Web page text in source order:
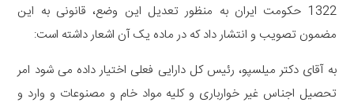
1322 حکومت ایران به منظور تعدیل این وضع، قانونی به این
مضمون تصویب و انتشار داد که در ماده یک آن اشعار داشته است:
به آقای دکتر میلسپو، رئیس کل دارایی فعلی اختیار داده می شود امر
تحصیل اجناس غیر خوارباری و کلیه مواد خام و مصنوعات و وارد و